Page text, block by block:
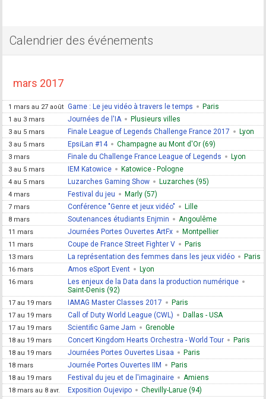
Calendrier des événements
mars 2017
1 mars au 27 août Game : Le jeu vidéo à travers le temps Paris
1 au 3 mars Journées de l'IA Plusieurs villes
3 au 5 mars Finale League of Legends Challenge France 2017 Lyon
3 au 5 mars EpsiLan #14 Champagne au Mont d'Or (69)
3 mars Finale du Challenge France League of Legends Lyon
3 au 5 mars IEM Katowice Katowice - Pologne
4 au 5 mars Luzarches Gaming Show Luzarches (95)
4 mars Festival du jeu Marly (57)
7 mars Conférence "Genre et jeux vidéo" Lille
8 mars Soutenances étudiants Enjmin Angoulême
11 mars Journées Portes Ouvertes ArtFx Montpellier
11 mars Coupe de France Street Fighter V Paris
13 mars La représentation des femmes dans les jeux vidéo Paris
16 mars Amos eSport Event Lyon
16 mars
Les enjeux de la Data dans la production numérique
Saint-Denis (92)
17 au 19 mars IAMAG Master Classes 2017 Paris
17 au 19 mars Call of Duty World League (CWL) Dallas - USA
17 au 19 mars Scientific Game Jam Grenoble
18 au 19 mars Concert Kingdom Hearts Orchestra - World Tour Paris
18 au 19 mars Journées Portes Ouvertes Lisaa Paris
18 mars Journée Portes Ouvertes IIM Paris
18 au 19 mars Festival du jeu et de l'imaginaire Amiens
18 mars au 8 avr. Exposition Oujevipo Chevilly-Larue (94)